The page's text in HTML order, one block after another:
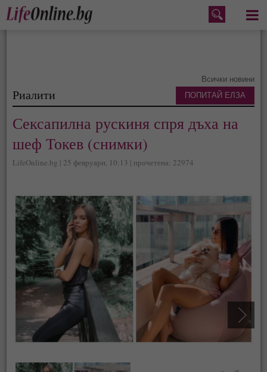
Меню
Всички новини
Риалити
Сексапилна рускиня спря дъха на
шеф Токев (снимки)
LifeOnline.bg | 25 февруари, 10:13 | прочетена: 22974
ПОПИТАЙ ЕЛЗА